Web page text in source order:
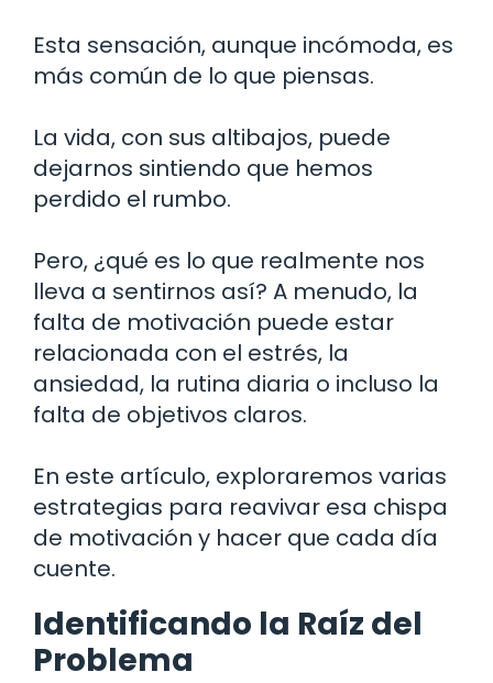
Esta sensación, aunque incómoda, es
más común de lo que piensas.
La vida, con sus altibajos, puede
dejarnos sintiendo que hemos
perdido el rumbo.
Pero, ¿qué es lo que realmente nos
lleva a sentirnos así? A menudo, la
falta de motivación puede estar
relacionada con el estrés, la
ansiedad, la rutina diaria o incluso la
falta de objetivos claros.
En este artículo, exploraremos varias
estrategias para reavivar esa chispa
de motivación y hacer que cada día
cuente.
Identificando la Raíz del
Problema